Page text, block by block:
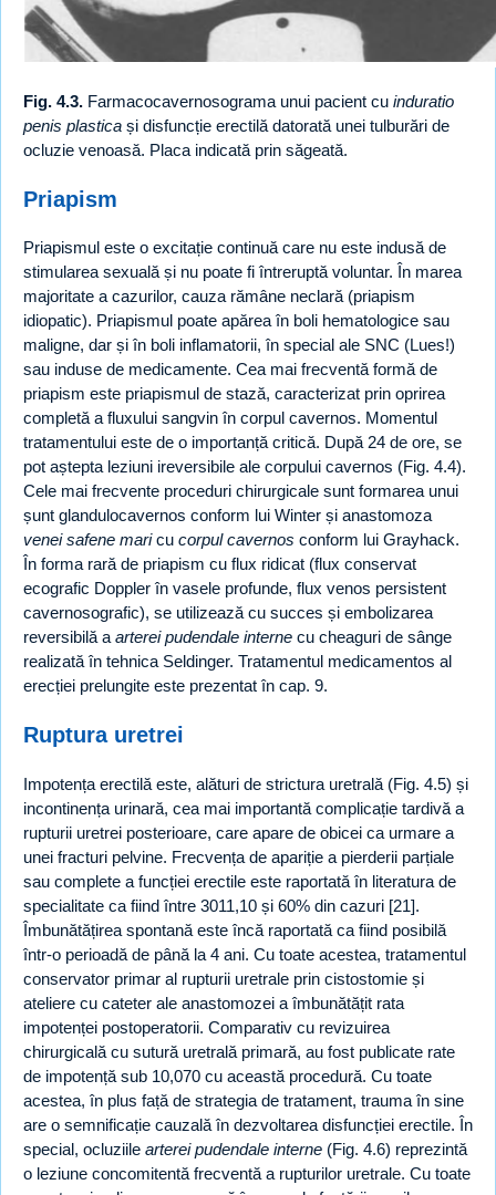
Fig. 4.3. Farmacocavernosograma unui pacient cu induratio
penis plastica și disfuncție erectilă datorată unei tulburări de
ocluzie venoasă. Placa indicată prin săgeată.
Priapism
Priapismul este o excitație continuă care nu este indusă de
stimularea sexuală și nu poate fi întreruptă voluntar. În marea
majoritate a cazurilor, cauza rămâne neclară (priapism
idiopatic). Priapismul poate apărea în boli hematologice sau
maligne, dar și în boli inflamatorii, în special ale SNC (Lues!)
sau induse de medicamente. Cea mai frecventă formă de
priapism este priapismul de stază, caracterizat prin oprirea
completă a fluxului sangvin în corpul cavernos. Momentul
tratamentului este de o importanță critică. După 24 de ore, se
pot aștepta leziuni ireversibile ale corpului cavernos (Fig. 4.4).
Cele mai frecvente proceduri chirurgicale sunt formarea unui
șunt glandulocavernos conform lui Winter și anastomoza
venei safene maricu corpul cavernos conform lui Grayhack.
În forma rară de priapism cu flux ridicat (flux conservat
ecografic Doppler în vasele profunde, flux venos persistent
cavernosografic), se utilizează cu succes și embolizarea
reversibilă a arterei pudendale interne cu cheaguri de sânge
realizată în tehnica Seldinger. Tratamentul medicamentos al
erecției prelungite este prezentat în cap. 9.
Ruptura uretrei
Impotența erectilă este, alături de strictura uretrală (Fig. 4.5) și
incontinența urinară, cea mai importantă complicație tardivă a
rupturii uretrei posterioare, care apare de obicei ca urmare a
unei fracturi pelvine. Frecvența de apariție a pierderii parțiale
sau complete a funcției erectile este raportată în literatura de
specialitate ca fiind între 3011,10 și 60% din cazuri [21].
Îmbunătățirea spontană este încă raportată ca fiind posibilă
într-o perioadă de până la 4 ani. Cu toate acestea, tratamentul
conservator primar al rupturii uretrale prin cistostomie și
ateliere cu cateter ale anastomozei a îmbunătățit rata
impotenței postoperatorii. Comparativ cu revizuirea
chirurgicală cu sutură uretrală primară, au fost publicate rate
de impotență sub 10,070 cu această procedură. Cu toate
acestea, în plus față de strategia de tratament, trauma în sine
are o semnificație cauzală în dezvoltarea disfuncției erectile. În
special, ocluziile arterei pudendale interne (Fig. 4.6) reprezintă
o leziune concomitentă frecventă a rupturilor uretrale. Cu toate